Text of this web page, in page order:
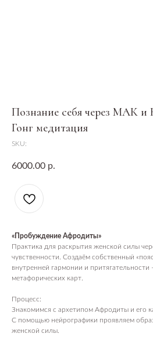
Познание себя через МАК и
Гонг медитация
SKU:
6000.00 р.
«Пробуждение Афродиты»
Практика для раскрытия женской силы
чувственности. Создаём собственный
внутренней гармонии и
метафорических карт.
Процесс:
Знакомимся с архетипом Афродиты и его
С помощью нейрографики проявляем
женской силы.